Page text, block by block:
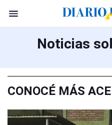
Noticias
CONOCÉ MÁS